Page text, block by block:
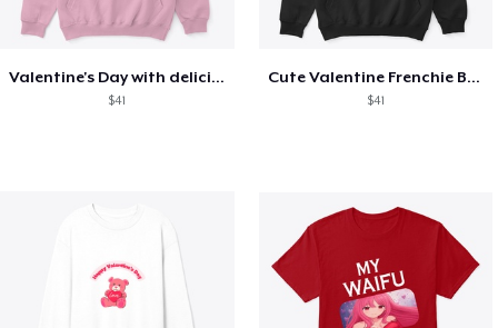
Valentine's Day with delicious food
$41
Cute Valentine Frenchie Bulldog
$41